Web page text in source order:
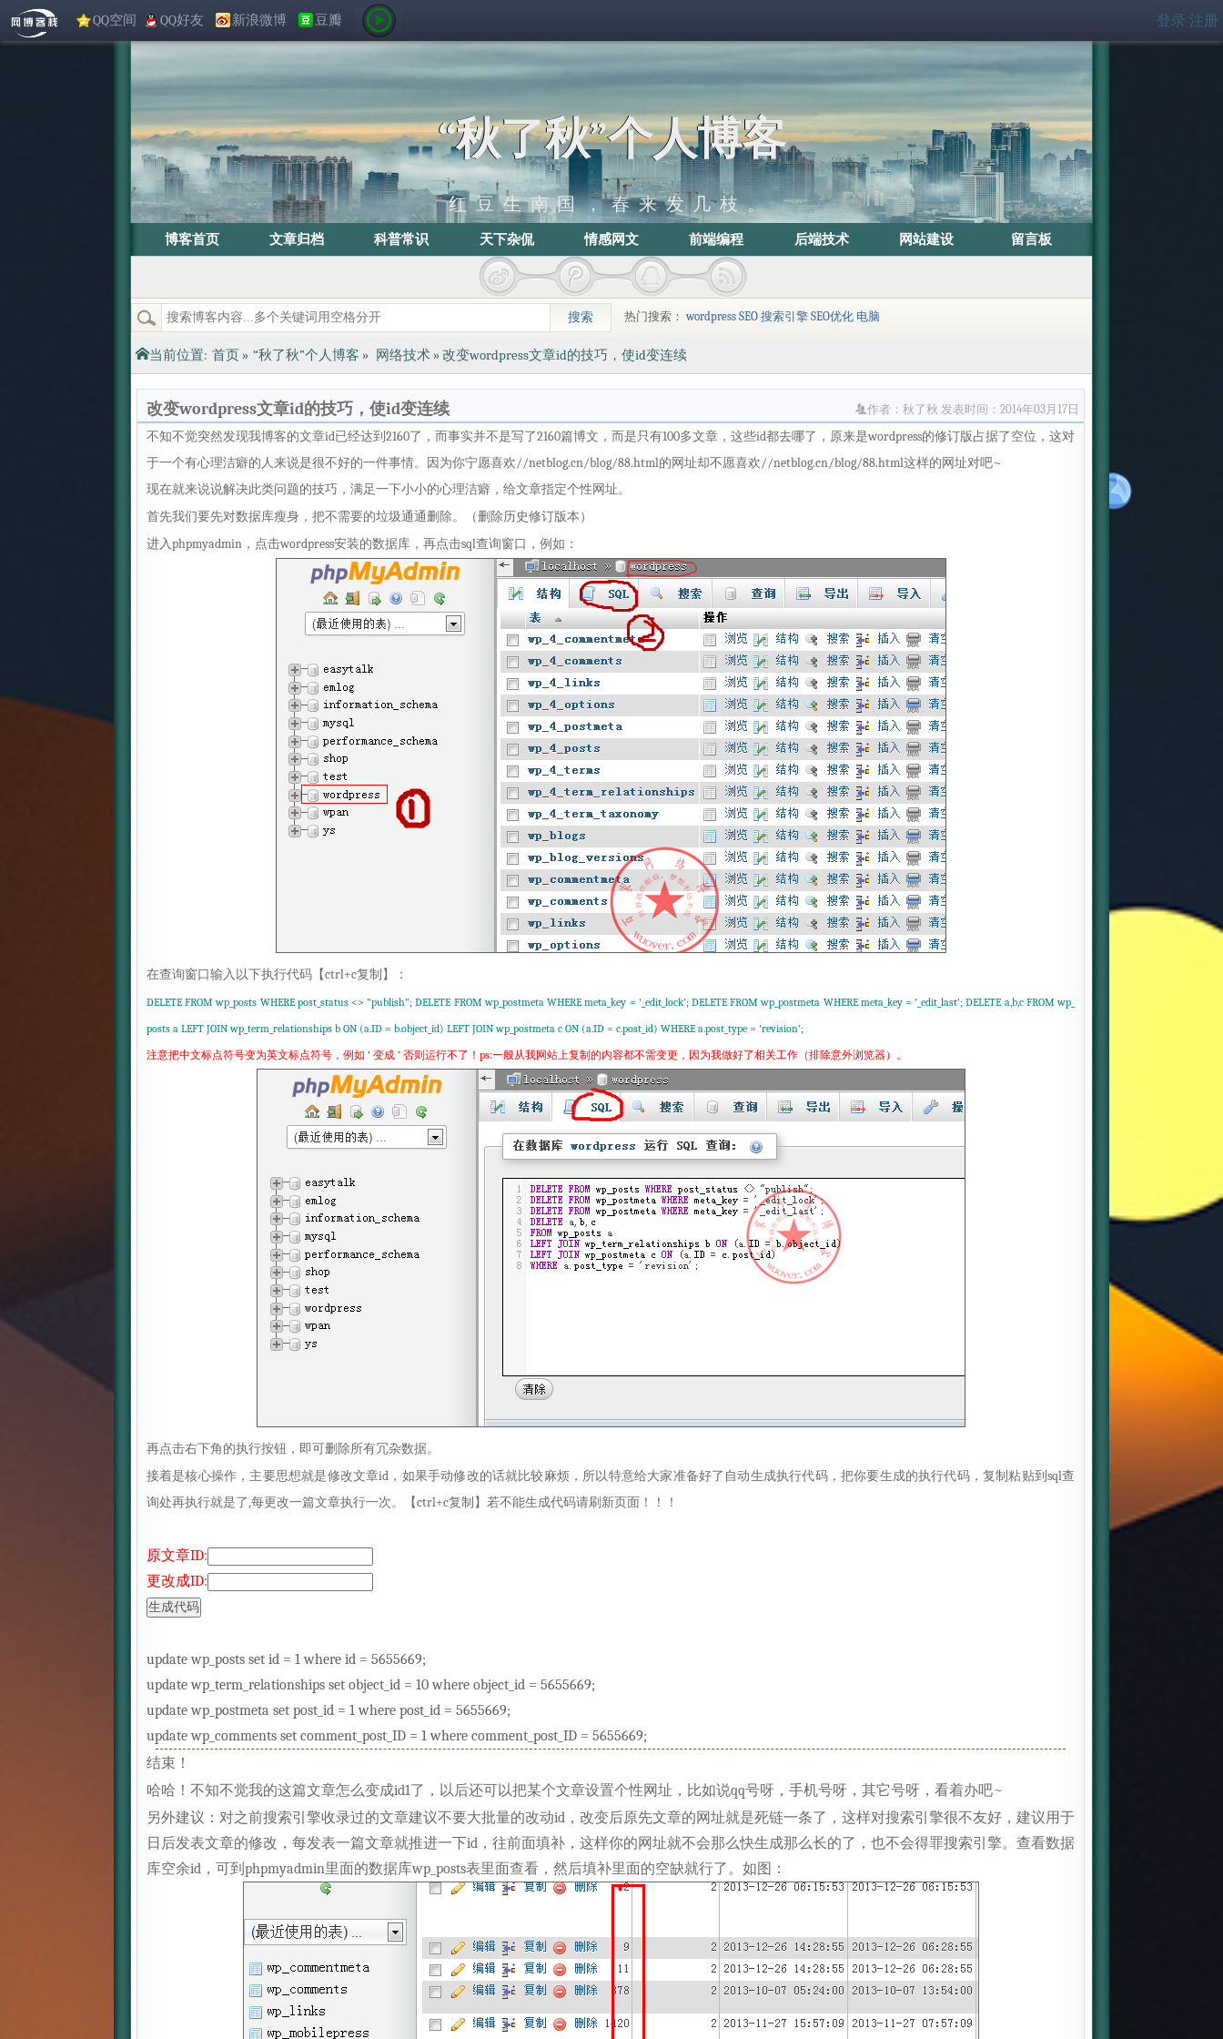
QQ空间 QQ好友 新浪微博 豆瓣 登录 注册
“秋了秋”个人博客
红豆生南国，春来发几枝。
博客首页 文章归档 科普常识 天下杂侃 情感网文 前端编程 后端技术 网站建设 留言板
热门搜索：wordpress SEO 搜索引擎 SEO优化 电脑
当前位置: 首页» “秋了秋”个人博客 » 网络技术» 改变wordpress文章id的技巧，使id变连续
改变wordpress文章id的技巧，使id变连续 作者：秋了秋发表时间：2014年03月17日
不知不觉突然发现我博客的文章id已经达到2160了，而事实并不是写了2160篇博文，而是只有100多文章，这些id都去哪了，原来是wordpress的修订版占据了空位，这对
于一个有心理洁癖的人来说是很不好的一件事情。因为你宁愿喜欢//netblog.cn/blog/88.html的网址却不愿喜欢//netblog.cn/blog/88.html这样的网址对吧~
现在就来说说解决此类问题的技巧，满足一下小小的心理洁癖，给文章指定个性网址。
首先我们要先对数据库瘦身 ，把不需要的垃圾通通删除。（删除历史修订版本）
进入phpmyadmin，点击wordpress安装的数据库，再点击sql查询窗口，例如：
在查询窗口输入以下执行代码【ctrl+c复制】：
DELETE FROM wp_posts WHERE post_status <> "publish"; DELETE FROM wp_postmeta WHERE meta_key = '_edit_lock'; DELETE FROM wp_postmeta WHERE meta_key = '_edit_last'; DELETE a,b,c FROM wp_
posts a LEFT JOIN wp_term_relationships b ON (a.ID = b.object_id) LEFT JOIN wp_postmeta c ON (a.ID = c.post_id) WHERE a.post_type = 'revision';
注意把中文标点符号变为英文标点符号，例如 ' 变成 ’ 否则运行不了！ps:一般从我网站上复制的内容都不需变更，因为我做好了相关工作（排除意外浏览器）。
再点击右下角的执行按钮，即可删除所有冗杂数据。
接着是核心操作，主要思想就是修改文章id ，如果手动修改的话就比较麻烦，所以特意给大家准备好了自动生成执行代码，把你要生成的执行代码，复制粘贴到sql查
询处再执行就是了,每更改一篇文章执行一次。
【ctrl+c复制】若不能生成代码请刷新页面！！！
原文章ID:
更改成ID:
update wp_posts set id = 1 where id = 5655669;
update wp_term_relationships set object_id = 10 where object_id = 5655669;
update wp_postmeta set post_id = 1 where post_id = 5655669;
update wp_comments set comment_post_ID = 1 where comment_post_ID = 5655669;
结束！
哈哈！不知不觉我的这篇文章怎么变成id1了，以后还可以把某个文章设置个性网址，比如说qq号呀，手机号呀，其它号呀，看着办吧~
另外建议：对之前搜索引擎收录过的文章建议不要大批量的改动id，改变后原先文章的网址就是死链一条了，这样对搜索引擎很不友好，建议用于
日后发表文章的修改，每发表一篇文章就推进一下id，往前面填补，这样你的网址就不会那么快生成那么长的了，也不会得罪搜索引擎。查看数据
库空余id，可到phpmyadmin里面的数据库wp_posts表里面查看，然后填补里面的空缺就行了。如图：